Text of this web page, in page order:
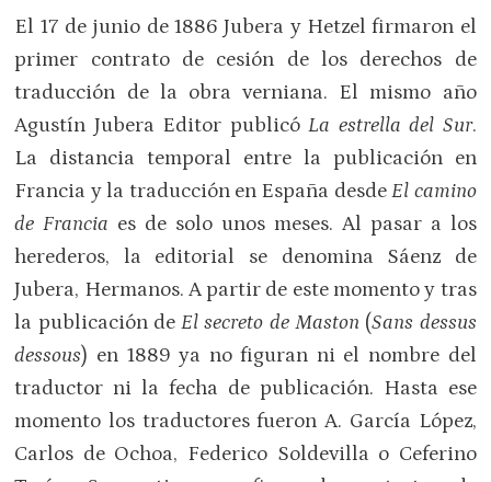
El 17 de junio de 1886 Jubera y Hetzel firmaron el
primer contrato de cesión de los derechos de
traducción de la obra verniana. El mismo año
Agustín Jubera Editor publicóLa estrella del Sur.
La distancia temporal entre la publicación en
Francia y la traducción en España desdeEl camino
de Francia es de solo unos meses. Al pasar a los
herederos, la editorial se denomina Sáenz de
Jubera, Hermanos. A partir de este momento y tras
la publicación deEl secreto de Maston (Sans dessus
dessous) en 1889 ya no figuran ni el nombre del
traductor ni la fecha de publicación. Hasta ese
momento los traductores fueron A. García López,
Carlos de Ochoa, Federico Soldevilla o Ceferino